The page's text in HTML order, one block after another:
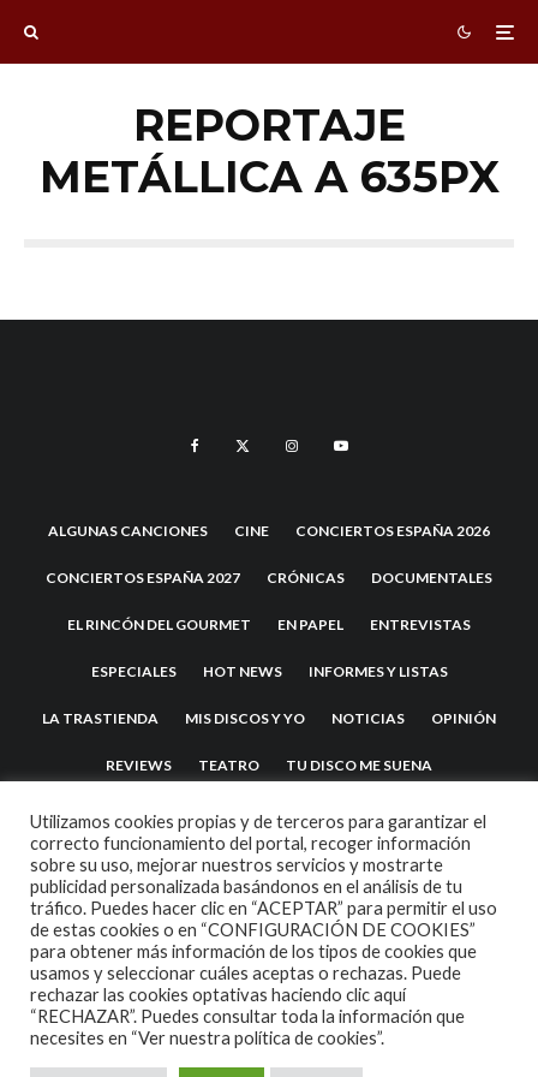
REPORTAJE
METÁLLICA A 635PX
ALGUNAS CANCIONES CINE CONCIERTOS ESPAÑA 2026
CONCIERTOS ESPAÑA 2027 CRÓNICAS DOCUMENTALES
EL RINCÓN DEL GOURMET EN PAPEL ENTREVISTAS
ESPECIALES HOT NEWS INFORMES Y LISTAS
LA TRASTIENDA MIS DISCOS Y YO NOTICIAS OPINIÓN
REVIEWS TEATRO TU DISCO ME SUENA
2007 COPYRIGHT -CODETIPITHEME
Utilizamos cookies propias y de terceros para garantizar el
correcto funcionamiento del portal, recoger información
sobre su uso, mejorar nuestros servicios y mostrarte
publicidad personalizada basándonos en el análisis de tu
tráfico. Puedes hacer clic en “ACEPTAR” para permitir el uso
de estas cookies o en “CONFIGURACIÓN DE COOKIES”
para obtener más información de los tipos de cookies que
usamos y seleccionar cuáles aceptas o rechazas. Puede
rechazar las cookies optativas haciendo clic aquí
“RECHAZAR”. Puedes consultar toda la información que
necesites en “Ver nuestra política de cookies”.